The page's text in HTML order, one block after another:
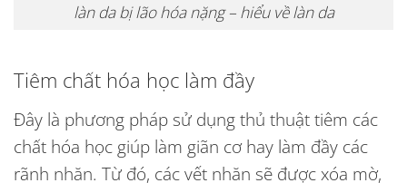
làn da bị lão hóa nặng – hiểu về làn da
Tiêm chất hóa học làm đầy
Đây là phương pháp sử dụng thủ thuật tiêm các
chất hóa học giúp làm giãn cơ hay làm đầy các
rãnh nhăn. Từ đó, các vết nhăn sẽ được xóa mờ,